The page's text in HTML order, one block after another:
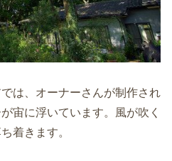
は、オーナーさんが制作され
宙に浮いています。風が吹く
着きます。